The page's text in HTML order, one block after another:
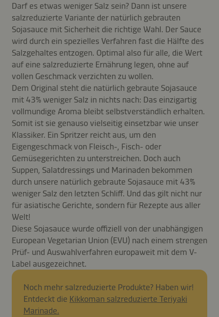
Darf es etwas weniger Salz sein? Dann ist unsere
salzreduzierte Variante der natürlich gebrauten
Sojasauce mit Sicherheit die richtige Wahl. Der Sauce
wird durch ein spezielles Verfahren fast die Hälfte des
Salzgehaltes entzogen. Optimal also für alle, die Wert
auf eine salzreduzierte Ernährung legen, ohne auf
vollen Geschmack verzichten zu wollen.
Dem Original steht die natürlich gebraute Sojasauce
mit 43% weniger Salz in nichts nach: Das einzigartig
vollmundige Aroma bleibt selbstverständlich erhalten.
Somit ist sie genauso vielseitig einsetzbar wie unser
Klassiker. Ein Spritzer reicht aus, um den
Eigengeschmack von Fleisch-, Fisch- oder
Gemüsegerichten zu unterstreichen. Doch auch
Suppen, Salatdressings und Marinaden bekommen
durch unsere natürlich gebraute Sojasauce mit 43%
weniger Salz den letzten Schliff. Und das gilt nicht nur
für asiatische Gerichte, sondern für Rezepte aus aller
Welt!
Diese Sojasauce wurde offiziell von der unabhängigen
European Vegetarian Union (EVU) nach einem strengen
Prüf- und Auswahlverfahren europaweit mit dem V-
Label ausgezeichnet.
Noch mehr salzreduzierte Produkte? Haben wir!
Entdeckt die Kikkoman salzreduzierte Teriyaki
Marinade.